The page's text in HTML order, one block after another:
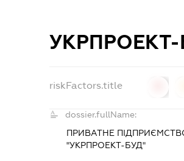
riskFactors.title
dossier.fullName:
ПРИВАТНЕ
"УКРПРОЕКТ-БУД"